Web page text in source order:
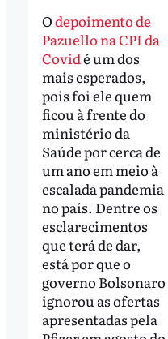
Odepoimento de
Pazuello na CPI da
Covidé um dos
mais esperados,
pois foi ele quem
ficou à frente do
ministério da
Saúde por cerca de
um ano em meio à
escalada pandemia
no país. Dentre os
esclarecimentos
que terá de dar,
está por que o
governo Bolsonaro
ignorou as ofertas
apresentadas pela